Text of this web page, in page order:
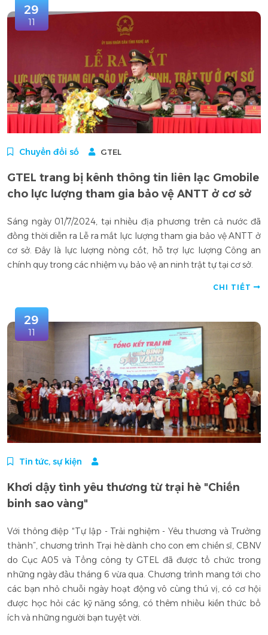
29
11
Chuyển đổi số GTEL
GTEL trang bị kênh thông tin liên lạc Gmobile
cho lực lượng tham gia bảo vệ ANTT ở cơ sở
Sáng ngày 01/7/2024, tại nhiều địa phương trên cả nước đã
đồng thời diễn ra Lễ ra mắt lực lượng tham gia bảo vệ ANTT ở
cơ sở. Đây là lực lượng nòng cốt, hỗ trợ lực lượng Công an
chính quy trong các nhiệm vụ bảo vệ an ninh trật tự tại cơ sở.
CHI TIẾT
29
11
Tin tức, sự kiện
Khơi dậy tình yêu thương từ trại hè "Chiến
binh sao vàng"
Với thông điệp “Tự lập - Trải nghiệm - Yêu thương và Trưởng
thành”, chương trình Trại hè dành cho con em chiến sĩ, CBNV
do Cục A05 và Tổng công ty GTEL đã được tổ chức trong
những ngày đầu tháng 6 vừa qua. Chương trình mang tới cho
các bạn nhỏ chuỗi ngày hoạt động vô cùng thú vị, có cơ hội
được học hỏi các kỹ năng sống, có thêm nhiều kiến thức bổ
ích và những người bạn tuyệt vời.